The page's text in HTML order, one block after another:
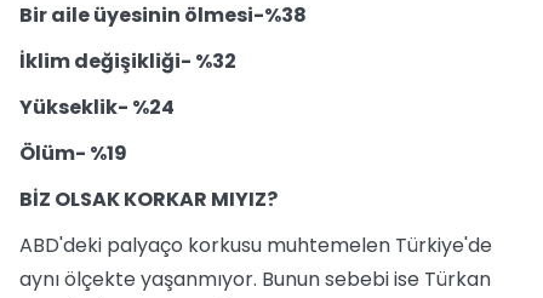
Bir aile üyesinin ölmesi-%38
İklim değişikliği- %32
Yükseklik- %24
Ölüm- %19
BİZ OLSAK KORKAR MIYIZ?
ABD'deki palyaço korkusu muhtemelen Türkiye'de
aynı ölçekte yaşanmıyor. Bunun sebebi ise Türkan